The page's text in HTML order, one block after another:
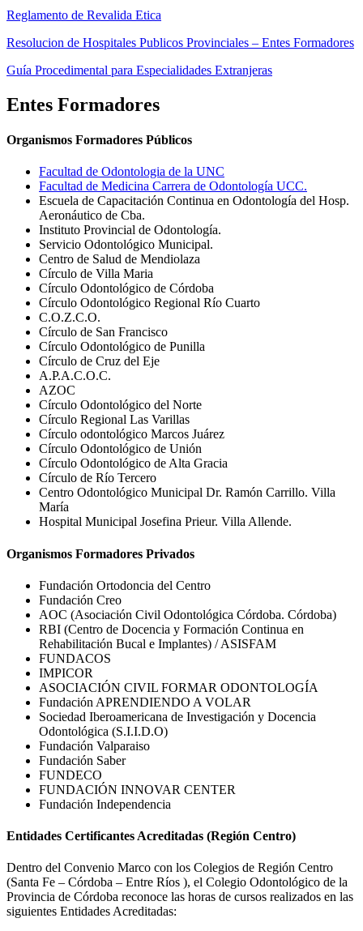
Reglamento de Revalida Etica
Resolucion de Hospitales Publicos Provinciales – Entes Formadores
Guía Procedimental para Especialidades Extranjeras
Entes Formadores
Organismos Formadores Públicos
Facultad de Odontologia de la UNC
Facultad de Medicina Carrera de Odontología UCC.
Escuela de Capacitación Continua en Odontología del Hosp.
Aeronáutico de Cba.
Instituto Provincial de Odontología.
Servicio Odontológico Municipal.
Centro de Salud de Mendiolaza
Círculo de Villa Maria
Círculo Odontológico de Córdoba
Círculo Odontológico Regional Río Cuarto
C.O.Z.C.O.
Círculo de San Francisco
Círculo Odontológico de Punilla
Círculo de Cruz del Eje
A.P.A.C.O.C.
AZOC
Círculo Odontológico del Norte
Círculo Regional Las Varillas
Círculo odontológico Marcos Juárez
Círculo Odontológico de Unión
Círculo Odontológico de Alta Gracia
Círculo de Río Tercero
Centro Odontológico Municipal Dr. Ramón Carrillo. Villa
María
Hospital Municipal Josefina Prieur. Villa Allende.
Organismos Formadores Privados
Fundación Ortodoncia del Centro
Fundación Creo
AOC (Asociación Civil Odontológica Córdoba. Córdoba)
RBI (Centro de Docencia y Formación Continua en
Rehabilitación Bucal e Implantes) / ASISFAM
FUNDACOS
IMPICOR
ASOCIACIÓN CIVIL FORMAR ODONTOLOGÍA
Fundación APRENDIENDO A VOLAR
Sociedad Iberoamericana de Investigación y Docencia
Odontológica (S.I.I.D.O)
Fundación Valparaiso
Fundación Saber
FUNDECO
FUNDACIÓN INNOVAR CENTER
Fundación Independencia
Entidades Certificantes Acreditadas (Región Centro)
Dentro del Convenio Marco con los Colegios de Región Centro
(Santa Fe – Córdoba – Entre Ríos ), el Colegio Odontológico de la
Provincia de Córdoba reconoce las horas de cursos realizados en las
siguientes Entidades Acreditadas: